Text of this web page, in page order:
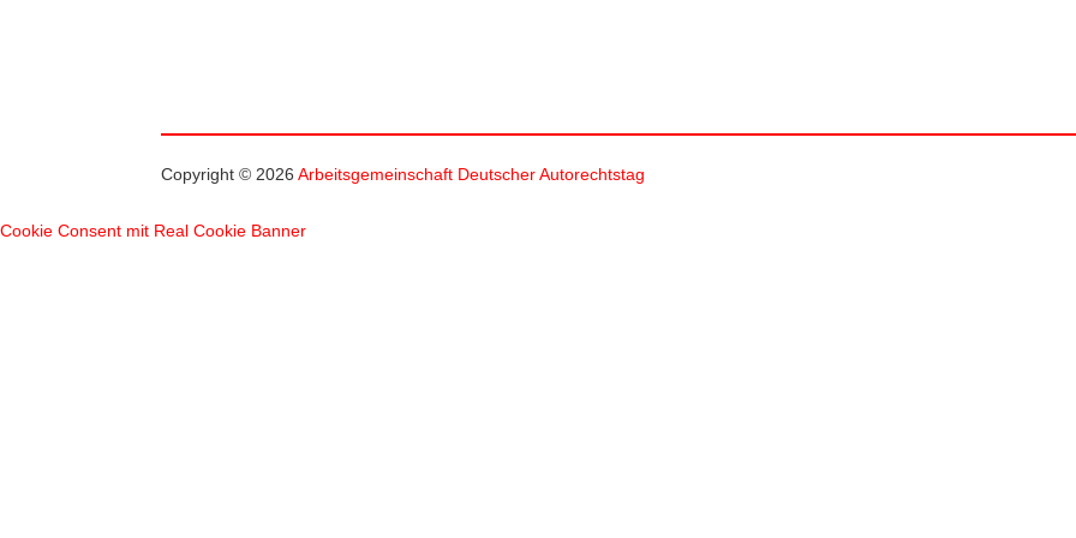
Copyright © 2026Arbeitsgemeinschaft Deutscher Autorechtstag
Cookie Consent mit Real Cookie Banner